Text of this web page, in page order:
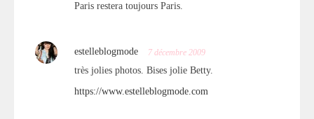
Paris restera toujours Paris.
estelleblogmode 7 décembre 2009
très jolies photos. Bises jolie Betty.
https://www.estelleblogmode.com